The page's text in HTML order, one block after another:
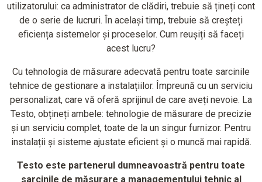
utilizatorului: ca administrator de clădiri, trebuie să țineți cont
de o serie de lucruri. În același timp, trebuie să creșteți
eficiența sistemelor și proceselor. Cum reușiți să faceți
acest lucru?
Cu tehnologia de măsurare adecvată pentru toate sarcinile
tehnice de gestionare a instalațiilor. Împreună cu un serviciu
personalizat, care vă oferă sprijinul de care aveți nevoie. La
Testo, obțineți ambele: tehnologie de măsurare de precizie
și un serviciu complet, toate de la un singur furnizor. Pentru
instalații și sisteme ajustate eficient și o muncă mai rapidă.
Testo este partenerul dumneavoastră pentru toate
sarcinile de măsurare a managementului tehnic al